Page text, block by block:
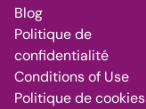
Blog
Politique de
confidentialité
Conditions of Use
Politique de cookies